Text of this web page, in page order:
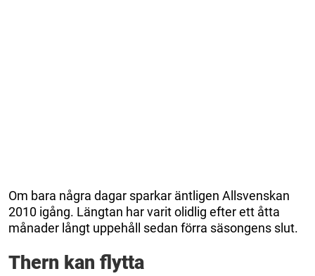
Om bara några dagar sparkar äntligen Allsvenskan
2010 igång. Längtan har varit olidlig efter ett åtta
månader långt uppehåll sedan förra säsongens slut.
Thern kan flytta